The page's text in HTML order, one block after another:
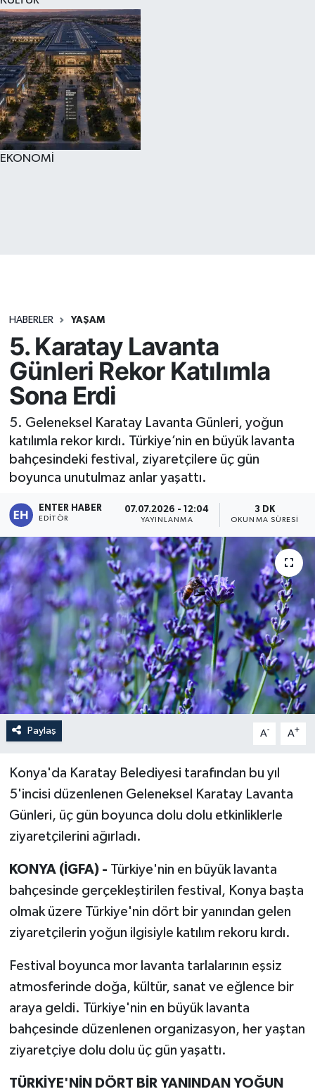
EKONOMİ
HABERLER YAŞAM
5. Karatay Lavanta
Günleri Rekor Katılımla
Sona Erdi
5. Geleneksel Karatay Lavanta Günleri, yoğun
katılımla rekor kırdı. Türkiye’nin en büyük lavanta
bahçesindeki festival, ziyaretçilere üç gün
boyunca unutulmaz anlar yaşattı.
ENTER HABER
EDITÖR
07.07.2026 - 12:04
YAYINLANMA
3 DK
OKUNMA SÜRESI
Paylaş A- A+
Konya'da Karatay Belediyesi tarafından bu yıl
5'incisi düzenlenen Geleneksel Karatay Lavanta
Günleri, üç gün boyunca dolu dolu etkinliklerle
ziyaretçilerini ağırladı.
KONYA (İGFA) - Türkiye'nin en büyük lavanta
bahçesinde gerçekleştirilen festival, Konya başta
olmak üzere Türkiye'nin dört bir yanından gelen
ziyaretçilerin yoğun ilgisiyle katılım rekoru kırdı.
Festival boyunca mor lavanta tarlalarının eşsiz
atmosferinde doğa, kültür, sanat ve eğlence bir
araya geldi. Türkiye'nin en büyük lavanta
bahçesinde düzenlenen organizasyon, her yaştan
ziyaretçiye dolu dolu üç gün yaşattı.
TÜRKİYE'NİN DÖRT BİR YANINDAN YOĞUN